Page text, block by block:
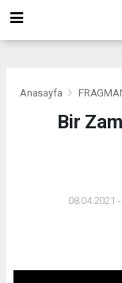
Anasayfa
Bir
08.04.2021